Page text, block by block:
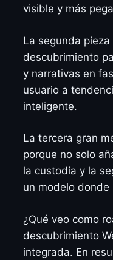
visible y más
La segunda pieza
descubrimiento
y narrativas en
usuario a
inteligente.
La tercera gran
porque no solo
la custodia y la
un modelo donde
¿Qué veo como
descubrimiento
integrada. En